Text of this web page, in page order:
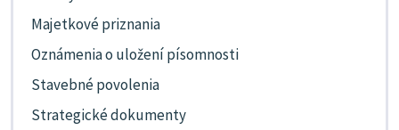
Majetkové priznania
Oznámenia o uložení písomnosti
Stavebné povolenia
Strategické dokumenty